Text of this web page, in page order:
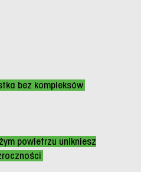
bez kompleksów
powietrzu unikniesz